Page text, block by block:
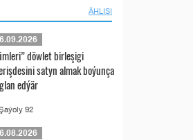
ÄHLISI
döwlet birleşigi
satyn almak boýunça
edýär
92